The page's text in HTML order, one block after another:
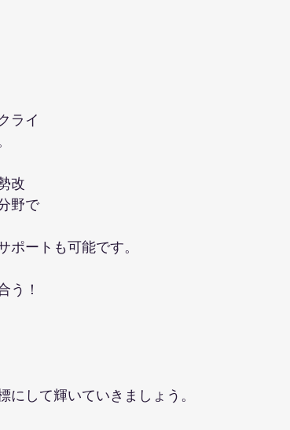
ライ
改
野で
ートも可能です。
う！
して輝いていきましょう。